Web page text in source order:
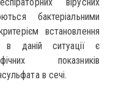
бактеріальними
встановлення
в даній ситуації є
показників
в сечі.